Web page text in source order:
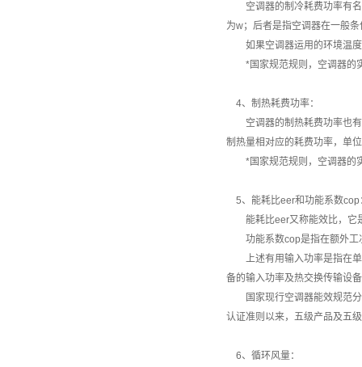
空调器的制冷耗费功率有名
为w；后者是指空调器在一般
如果空调器运用的环境温度
*国家规范规则，空调器的实
4、制热耗费功率：
空调器的制热耗费功率也有
制热量相对应的耗费功率，单
*国家规范规则，空调器的实
5、能耗比eer和功能系数cop
能耗比eer又称能效比，它是
功能系数cop是指在额外工
上述有用输入功率是指在单
备的输入功率及热交换传输设
国家现行空调器能效规范分
认证准则以来，五级产品及五
6、循环风量：